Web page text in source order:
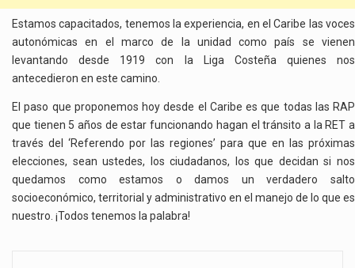
Estamos capacitados, tenemos la experiencia, en el Caribe las voces
autonómicas en el marco de la unidad como país se vienen
levantando desde 1919 con la Liga Costeña quienes nos
antecedieron en este camino.
El paso que proponemos hoy desde el Caribe es que todas las RAP
que tienen 5 años de estar funcionando hagan el tránsito a la RET a
través del ‘Referendo por las regiones’ para que en las próximas
elecciones, sean ustedes, los ciudadanos, los que decidan si nos
quedamos como estamos o damos un verdadero salto
socioeconómico, territorial y administrativo en el manejo de lo que es
nuestro. ¡Todos tenemos la palabra!